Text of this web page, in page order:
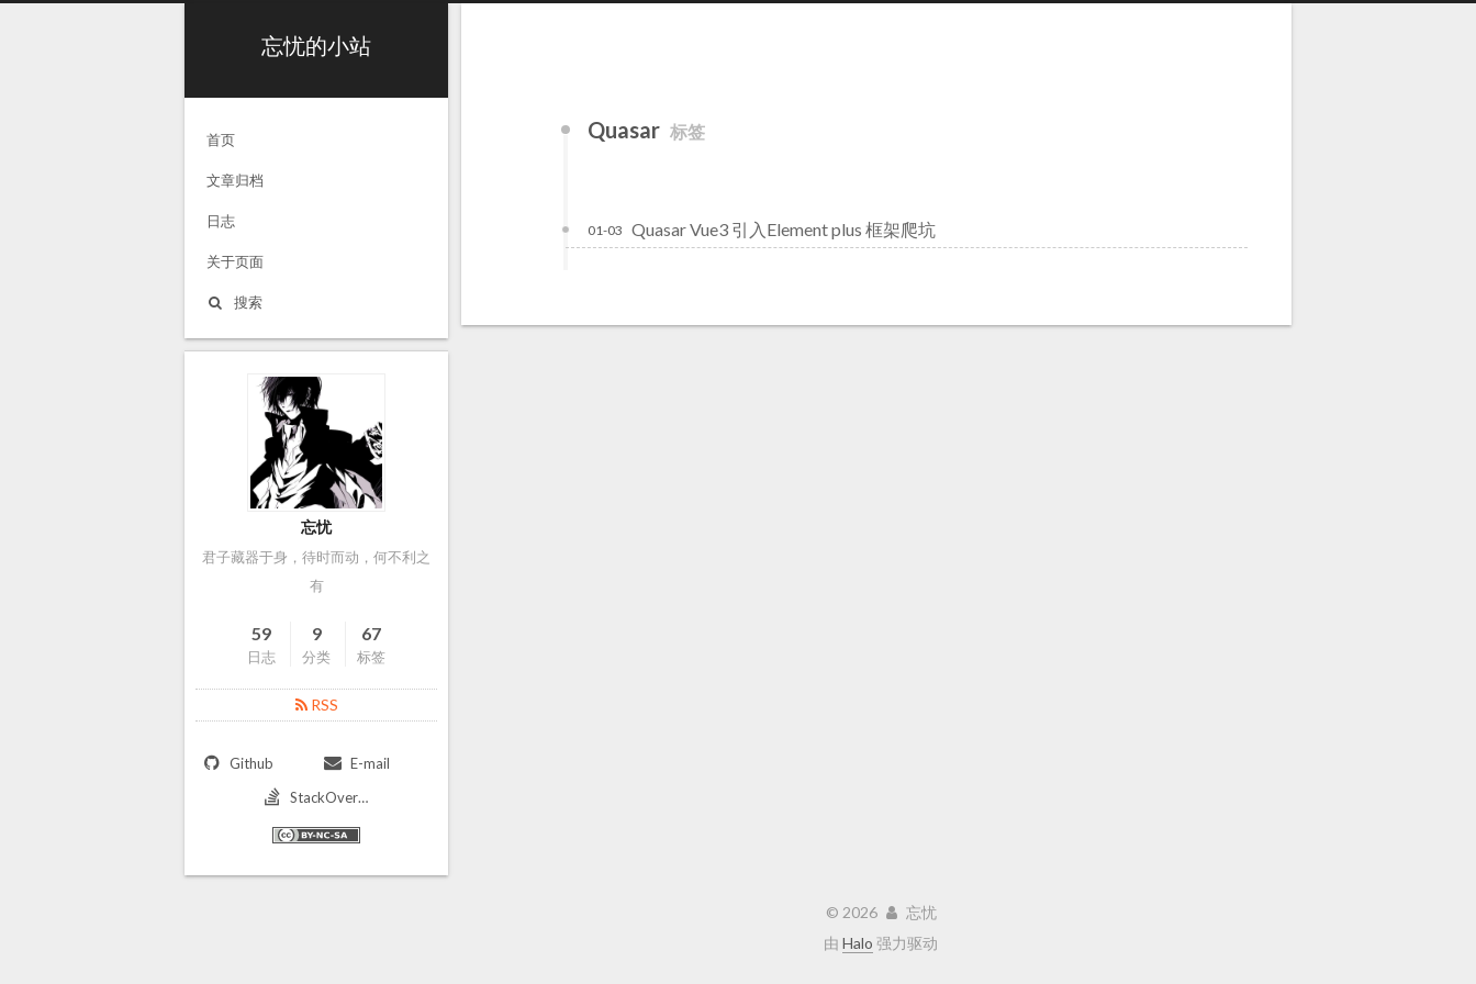
忘忧的小站
首页
文章归档
日志
关于页面
搜索
Quasar 标签
Quasar Vue3 引入Element plus 框架爬坑
01-03
忘忧
君子藏器于身，待时而动，何不利之
有
59
日志
9
分类
67
标签
RSS
Github
E-mail
StackOverflow
© 2026
忘忧
由 Halo 强力驱动